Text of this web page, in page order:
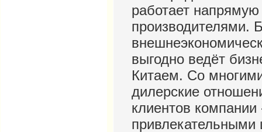
работает
производителями.
выгодно ведёт
Китаем. Со
дилерские
клиентов
привлекательными